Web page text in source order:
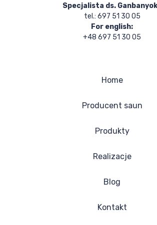
Specjalista ds.
tel.: 697 51 30 05
For english:
+48 697 51 30 05
Home
Producent saun
Produkty
Realizacje
Blog
Kontakt